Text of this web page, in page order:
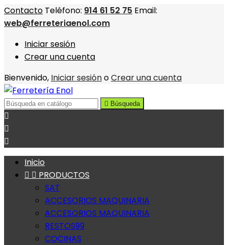
Contacto Teléfono: 914 61 52 75 Email:
web@ferreteriaenol.com
Iniciar sesión
Crear una cuenta
Bienvenido, Iniciar sesiónoCrear una cuenta
 Búsqueda



Inicio
  PRODUCTOS
SAT
ACCESORIOS MAQUINARIA
ACCESORIOS MAQUINARIA
RESTOS99
COCINAS